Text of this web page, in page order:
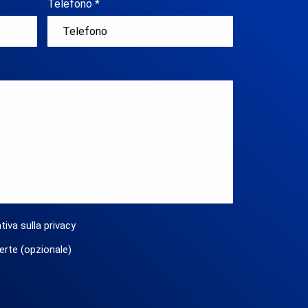
Telefono *
sulla privacy
(opzionale)